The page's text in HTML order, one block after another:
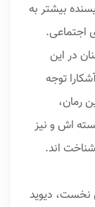
بیشتر به
اجتماعی.
در این
توجه
رمان،
اش و نیز
اند.
دیوید